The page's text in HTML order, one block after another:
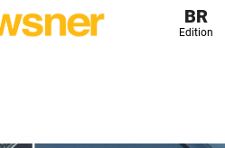
BR
Edition